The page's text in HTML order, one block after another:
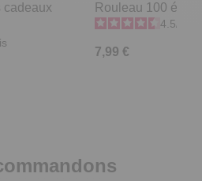
cadeaux
Rouleau 100
4.5/
7,99 €